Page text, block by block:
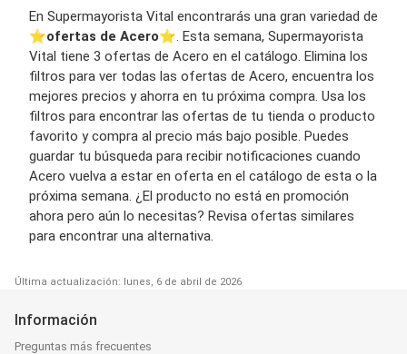
En Supermayorista Vital encontrarás una gran variedad de
⭐️ofertas de Acero⭐️. Esta semana, Supermayorista
Vital tiene 3 ofertas de Acero en el catálogo. Elimina los
filtros para ver todas las ofertas de Acero, encuentra los
mejores precios y ahorra en tu próxima compra. Usa los
filtros para encontrar las ofertas de tu tienda o producto
favorito y compra al precio más bajo posible. Puedes
guardar tu búsqueda para recibir notificaciones cuando
Acero vuelva a estar en oferta en el catálogo de esta o la
próxima semana. ¿El producto no está en promoción
ahora pero aún lo necesitas? Revisa ofertas similares
para encontrar una alternativa.
Última actualización: lunes, 6 de abril de 2026
Información
Preguntas más frecuentes